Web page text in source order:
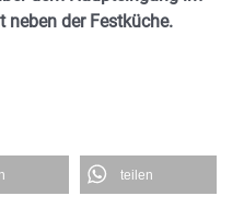
neben der Festküche.
teilen